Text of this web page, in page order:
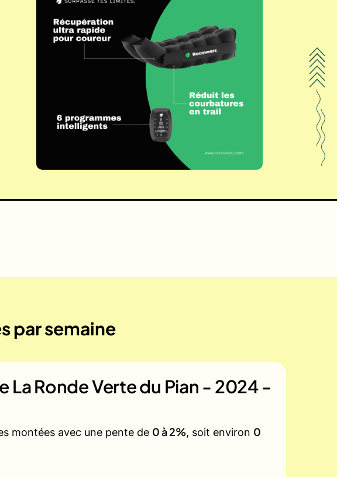
par semaine
La Ronde Verte du Pian - 2024 -
montées avec une pente de 0 à 2%, soit environ 0